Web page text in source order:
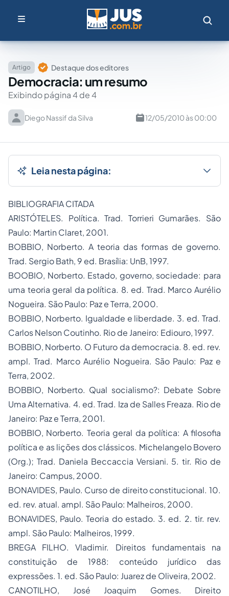
Artigo Destaque dos editores
Democracia: um resumo
Exibindo página 4 de 4
Diego Nassif da Silva 12/05/2010 às 00:00
Leia nesta página:
BIBLIOGRAFIA CITADA
ARISTÓTELES. Política. Trad. Torrieri Gumarães. São
Paulo: Martin Claret, 2001.
BOBBIO, Norberto. A teoria das formas de governo.
Trad. Sergio Bath, 9 ed. Brasília: UnB, 1997.
BOOBIO, Norberto. Estado, governo, sociedade: para
uma teoria geral da política. 8. ed. Trad. Marco Aurélio
Nogueira. São Paulo: Paz e Terra, 2000.
BOBBIO, Norberto. Igualdade e liberdade. 3. ed. Trad.
Carlos Nelson Coutinho. Rio de Janeiro: Ediouro, 1997.
BOBBIO, Norberto. O Futuro da democracia. 8. ed. rev.
ampl. Trad. Marco Aurélio Nogueira. São Paulo: Paz e
Terra, 2002.
BOBBIO, Norberto. Qual socialismo?: Debate Sobre
Uma Alternativa. 4. ed. Trad. Iza de Salles Freaza. Rio de
Janeiro: Paz e Terra, 2001.
BOBBIO, Norberto. Teoria geral da política: A filosofia
política e as lições dos clássicos. Michelangelo Bovero
(Org.); Trad. Daniela Beccaccia Versiani. 5. tir. Rio de
Janeiro: Campus, 2000.
BONAVIDES, Paulo. Curso de direito constitucional. 10.
ed. rev. atual. ampl. São Paulo: Malheiros, 2000.
BONAVIDES, Paulo.Teoria do estado. 3. ed. 2. tir. rev.
ampl. São Paulo: Malheiros, 1999.
BREGA FILHO. Vladimir. Direitos fundamentais na
constituição de 1988: conteúdo jurídico das
expressões. 1. ed. São Paulo: Juarez de Oliveira, 2002.
CANOTILHO, José Joaquim Gomes. Direito